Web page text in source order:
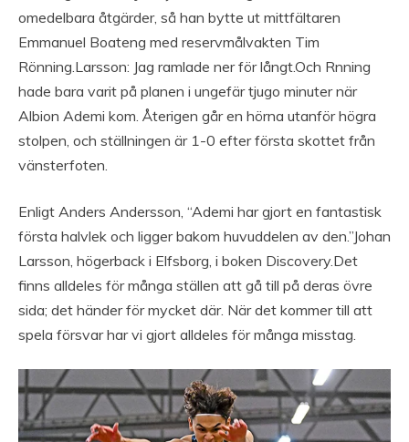
omedelbara åtgärder, så han bytte ut mittfältaren
Emmanuel Boateng med reservmålvakten Tim
Rönning.Larsson: Jag ramlade ner för långt.Och Rnning
hade bara varit på planen i ungefär tjugo minuter när
Albion Ademi kom. Återigen går en hörna utanför högra
stolpen, och ställningen är 1-0 efter första skottet från
vänsterfoten.
Enligt Anders Andersson, “Ademi har gjort en fantastisk
första halvlek och ligger bakom huvuddelen av den.”Johan
Larsson, högerback i Elfsborg, i boken Discovery.Det
finns alldeles för många ställen att gå till på deras övre
sida; det händer för mycket där. När det kommer till att
spela försvar har vi gjort alldeles för många misstag.